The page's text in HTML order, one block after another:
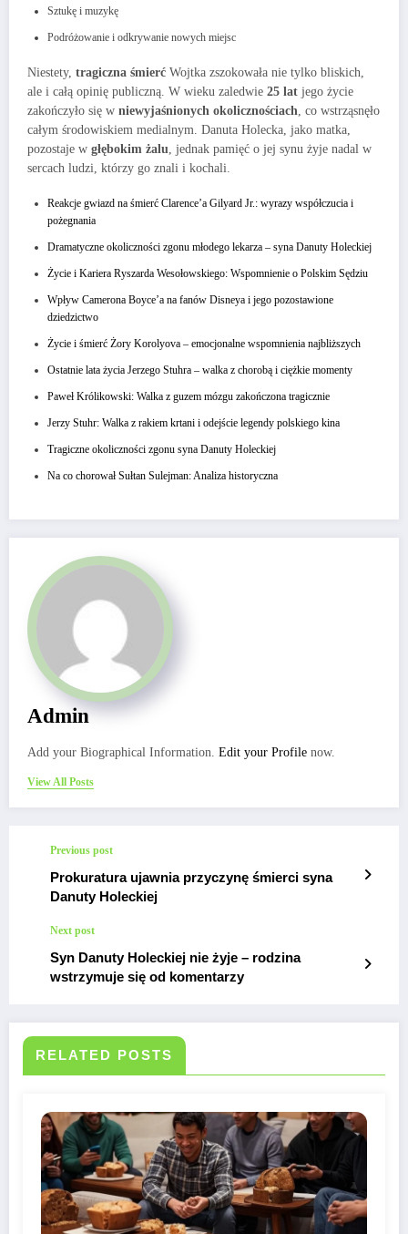
Sztukę i muzykę
Podróżowanie i odkrywanie nowych miejsc
Niestety, tragiczna śmierć Wojtka zszokowała nie tylko bliskich,
ale i całą opinię publiczną. W wieku zaledwie 25 lat jego życie
zakończyło się w niewyjaśnionych okolicznościach , co wstrząsnęło
całym środowiskiem medialnym. Danuta Holecka, jako matka,
pozostaje w głębokim żalu , jednak pamięć o jej synu żyje nadal w
sercach ludzi, którzy go znali i kochali.
Reakcje gwiazd na śmierć Clarence’a Gilyard Jr.: wyrazy współczucia i
pożegnania
Dramatyczne okoliczności zgonu młodego lekarza – syna Danuty Holeckiej
Życie i Kariera Ryszarda Wesołowskiego: Wspomnienie o Polskim Sędziu
Wpływ Camerona Boyce’a na fanów Disneya i jego pozostawione
dziedzictwo
Życie i śmierć Żory Korolyova – emocjonalne wspomnienia najbliższych
Ostatnie lata życia Jerzego Stuhra – walka z chorobą i ciężkie momenty
Paweł Królikowski: Walka z guzem mózgu zakończona tragicznie
Jerzy Stuhr: Walka z rakiem krtani i odejście legendy polskiego kina
Tragiczne okoliczności zgonu syna Danuty Holeckiej
Na co chorował Sułtan Sulejman: Analiza historyczna
Admin
Add your Biographical Information. Edit your Profile now.
View All Posts
Previous post
Prokuratura ujawnia przyczynę śmierci syna
Danuty Holeckiej
Next post
Syn Danuty Holeckiej nie żyje – rodzina
wstrzymuje się od komentarzy
RELATED POSTS